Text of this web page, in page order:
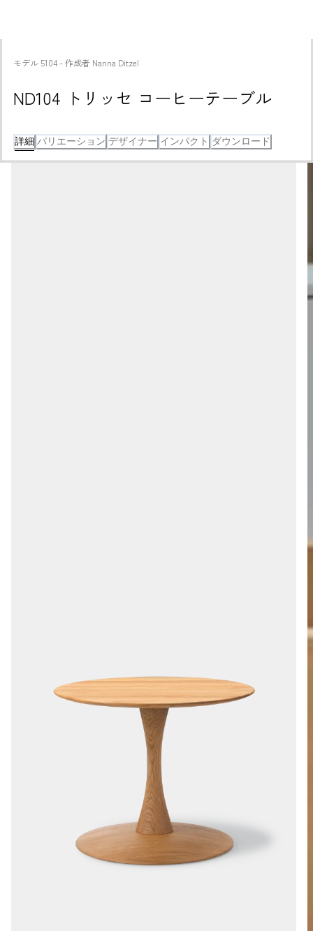
モデル 5104 - 作成者 Nanna Ditzel
ND104 トリッセ コーヒーテーブル
詳細 バリエーション デザイナー インパクト ダウンロード